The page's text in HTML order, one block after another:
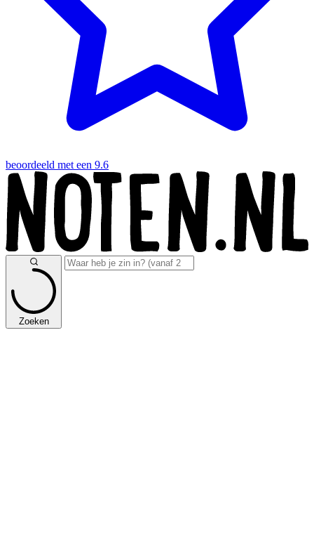
beoordeeld met een 9.6
Zoeken